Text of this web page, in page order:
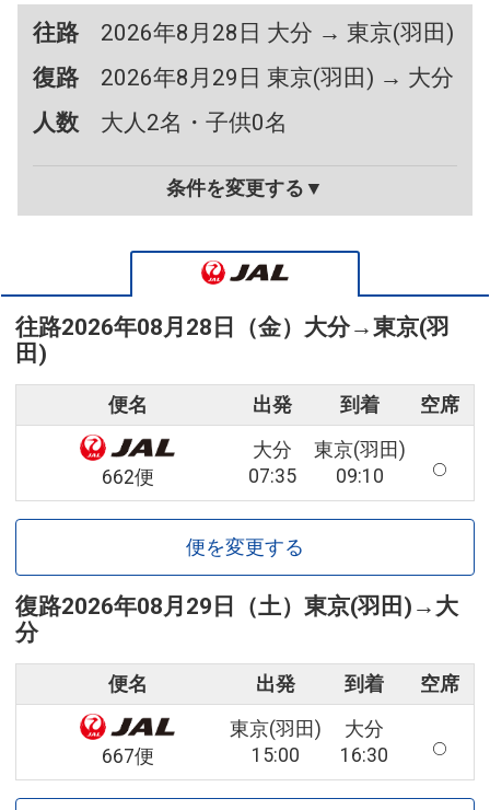
往路
2026年8月28日 大分 → 東京(羽田)
復路
2026年8月29日 東京(羽田) → 大分
人数
大人2名・子供0名
条件を変更する▼
往路2026年08月28日（金） 大分→東京(羽
田)
便名 出発 到着 空席
662便
大分
07:35
東京(羽田)
09:10
便を変更する
復路2026年08月29日（土） 東京(羽田) → 大
分
便名 出発 到着 空席
667便
東京(羽田)
15:00
大分
16:30